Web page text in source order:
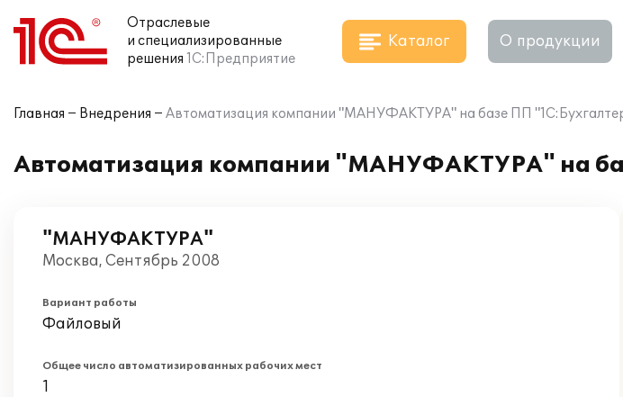
Отраслевые
и специализированные
решения 1С:Предприятие
Каталог О продукции
Главная Внедрения Автоматизация компании "МАНУФАКТУРА" на базе ПП
Автоматизация компании "МАНУФАКТУРА" на
"МАНУФАКТУРА"
Москва, Сентябрь 2008
Вариант работы
Файловый
Общее число автоматизированных рабочих мест
1